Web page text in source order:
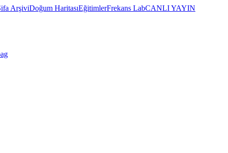
ArşiviDoğum HaritasıEğitimlerFrekans LabCANLI YAYIN